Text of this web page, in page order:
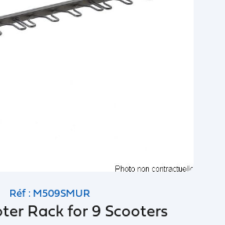
Réf : M509SMUR
Rack for 9 Scooters